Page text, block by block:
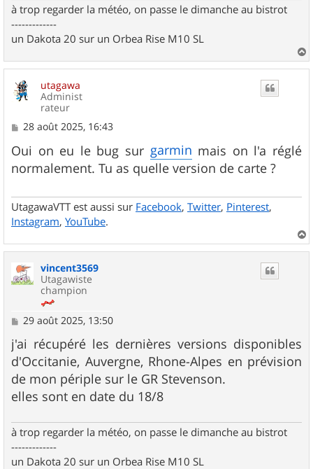
à trop regarder la météo, on passe le dimanche au bistrot
-------------
un Dakota 20 sur un Orbea Rise M10 SL
a
utagawa
Administ
rateur
M
s
s
a
28 août 2025, 16:43
Oui on eu le bug sur garmin mais on l'a réglé
normalement. Tu as quelle version de carte ?
UtagawaVTT est aussi sur Facebook, Twitter, Pinterest,
Instagram, YouTube.
a
vincent3569
Utagawiste
champion
M
s
s
a
g
e
29 août 2025, 13:50
j'ai récupéré les dernières versions disponibles
d'Occitanie, Auvergne, Rhone-Alpes en prévision
de mon périple sur le GR Stevenson.
elles sont en date du 18/8
à trop regarder la météo, on passe le dimanche au bistrot
-------------
un Dakota 20 sur un Orbea Rise M10 SL